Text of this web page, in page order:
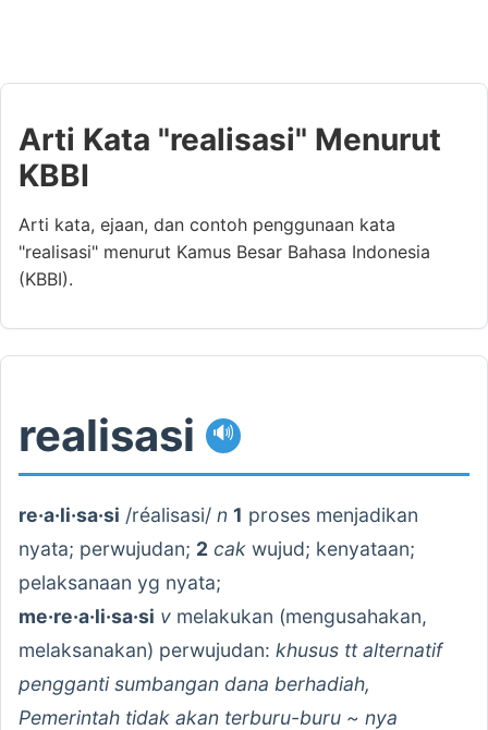
Arti Kata "realisasi" Menurut
KBBI
Arti kata, ejaan, dan contoh penggunaan kata
"realisasi" menurut Kamus Besar Bahasa Indonesia
(KBBI).
realisasi 🔊
re·a·li·sa·si /réalisasi/ n 1 proses menjadikan
nyata; perwujudan; 2 cak wujud; kenyataan;
pelaksanaan yg nyata;
me·re·a·li·sa·si v melakukan (mengusahakan,
melaksanakan) perwujudan: khusus tt alternatif
pengganti sumbangan dana berhadiah,
Pemerintah tidak akan terburu-buru ~ nya